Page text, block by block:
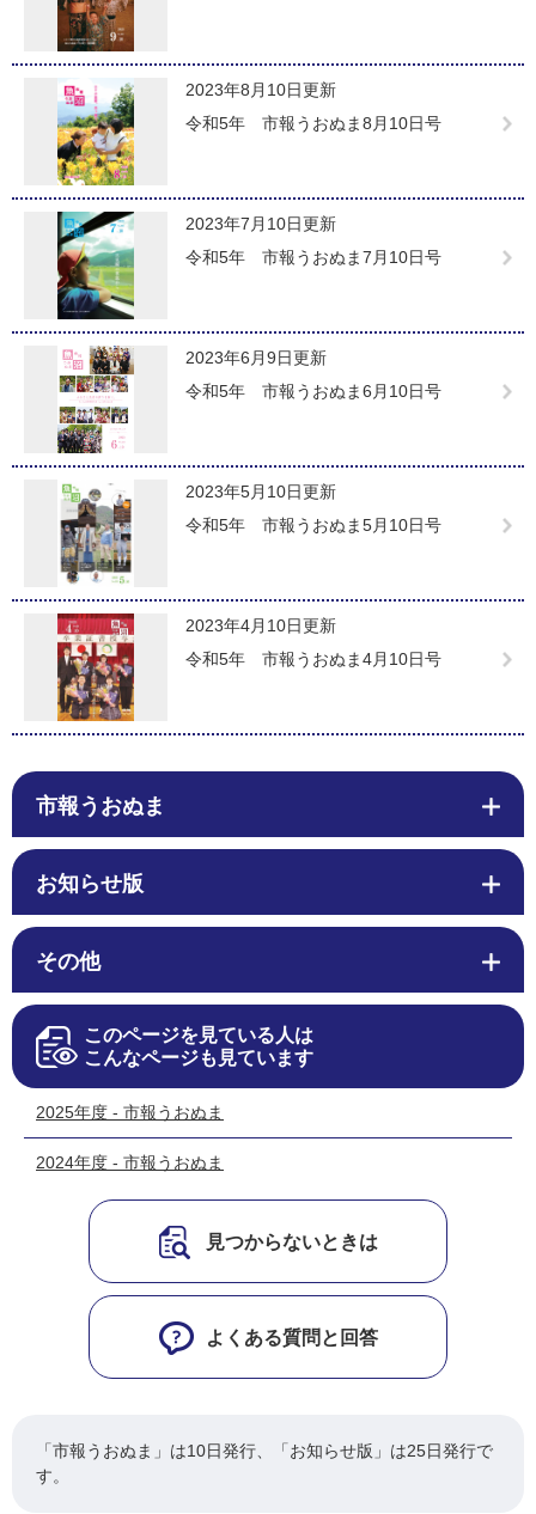
2023年8月10日更新
令和5年 市報うおぬま8月10日号
2023年7月10日更新
令和5年 市報うおぬま7月10日号
2023年6月9日更新
令和5年 市報うおぬま6月10日号
2023年5月10日更新
令和5年 市報うおぬま5月10日号
2023年4月10日更新
令和5年 市報うおぬま4月10日号
市報うおぬま
お知らせ版
その他
このページを見ている人は
こんなページも見ています
2025年度 - 市報うおぬま
2024年度 - 市報うおぬま
見つからないときは
よくある質問と回答
「市報うおぬま」は10日発行、「お知らせ版」は25日発行で
す。